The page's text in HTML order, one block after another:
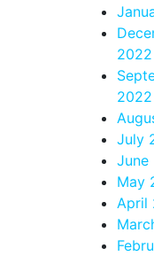
2022
2022
July
June
May
April